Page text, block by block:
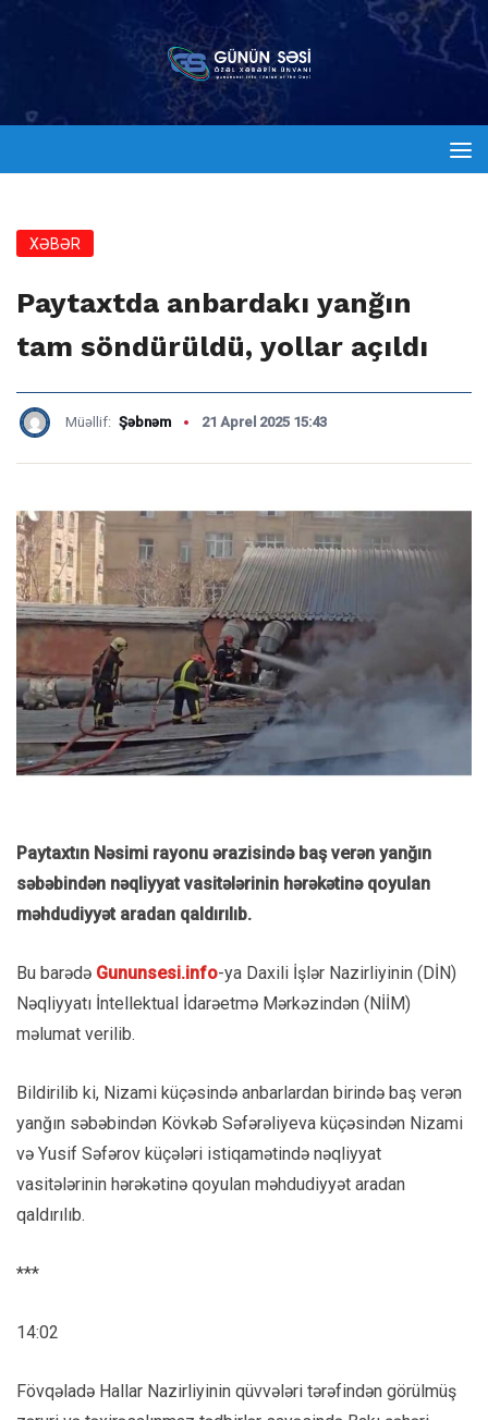
XƏBƏR
Paytaxtda anbardakı yanğın
tam söndürüldü, yollar açıldı
Müəllif: Şəbnəm 21 Aprel 2025 15:43
Paytaxtın Nəsimi rayonu ərazisində baş verən yanğın
səbəbindən nəqliyyat vasitələrinin hərəkətinə qoyulan
məhdudiyyət aradan qaldırılıb.
Bu barədə Gununsesi.info-ya Daxili İşlər Nazirliyinin (DİN)
Nəqliyyatı İntellektual İdarəetmə Mərkəzindən (NİİM)
məlumat verilib.
Bildirilib ki, Nizami küçəsində anbarlardan birində baş verən
yanğın səbəbindən Kövkəb Səfərəliyeva küçəsindən Nizami
və Yusif Səfərov küçələri istiqamətində nəqliyyat
vasitələrinin hərəkətinə qoyulan məhdudiyyət aradan
qaldırılıb.
***
14:02
Fövqəladə Hallar Nazirliyinin qüvvələri tərəfindən görülmüş